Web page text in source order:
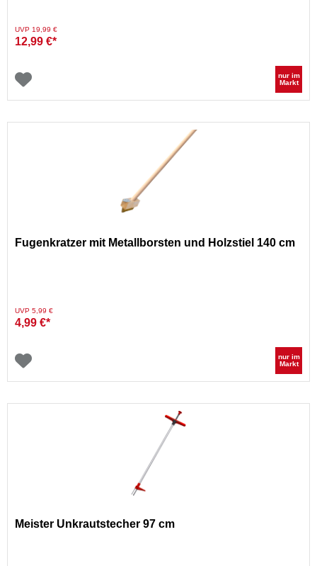
Preis reduziert von
UVP 19,99 €auf
12,99 €*
nur im
Markt
Fugenkratzer mit Metallborsten und Holzstiel 140 cm
Preis reduziert von
UVP 5,99 €auf
4,99 €*
nur im
Markt
Meister Unkrautstecher 97 cm